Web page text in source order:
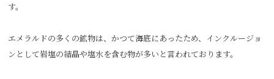
す。
エメラルドの多くの鉱物は、かつて海底にあったため、インクルージョ
ンとして岩塩の結晶や塩水を含む物が多いと言われております。